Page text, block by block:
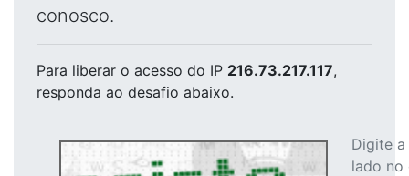
conosco.
Para liberar o acesso do IP 216.73.217.117,
responda ao desafio abaixo.
Digite
lado no